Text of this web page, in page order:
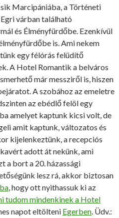
Marcipániába, a Történeti
várban található
és Élményfürdőbe. Ezenkívül
is. Ami nekem
egy félórás felüdítő
A Hotel Romantik a belváros
már messziről is, hiszen
A szobához az emeletre
az ebédlő felöl egy
amelyet kaptunk kicsi volt, de
amit kaptunk, változatos és
kijelenkeztünk, a recepciós
adott át nekünk, ami
a bort a 20. házassági
lesz rá, akkor biztosan
, hogy ott nyithassuk ki az
tudom mindenkinek a Hotel
napot eltölteni Egerben. Üdv.: